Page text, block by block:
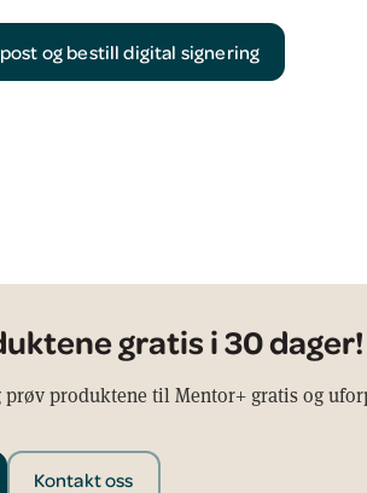
og bestill digital signering
gratis i 30 dager!
prøv produktene til Mentor+ gratis og
Kontakt oss